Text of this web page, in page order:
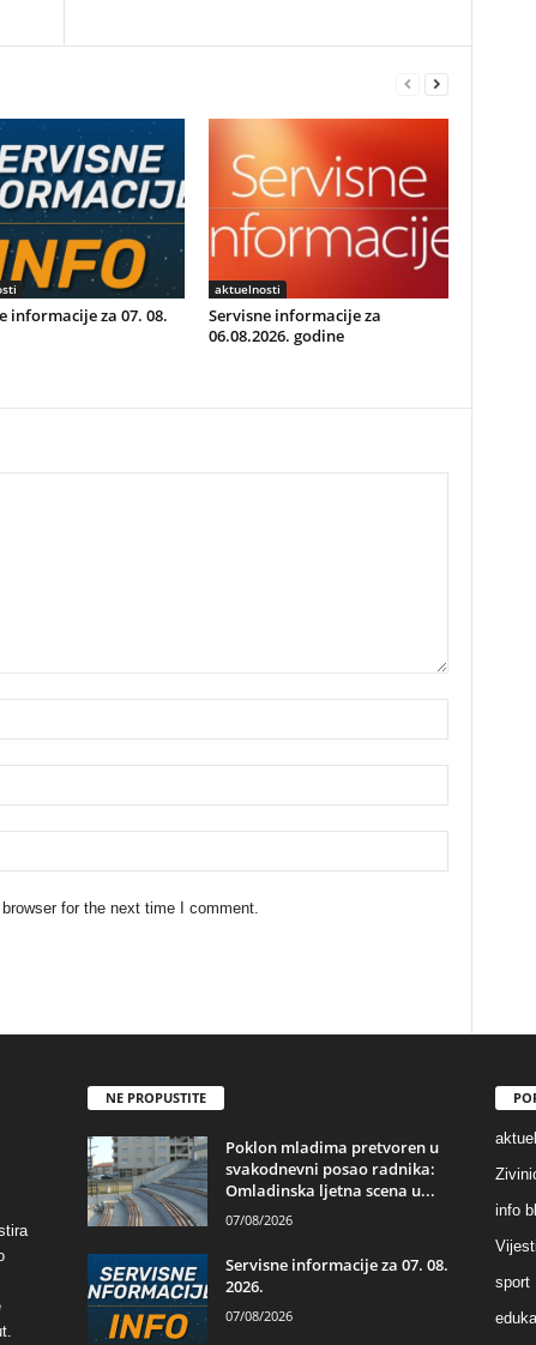
informacije za 07. 08.
aktuelnosti
Servisne informacije za
06.08.2026. godine
for the next time I comment.
NE PROPUSTITE
Poklon mladima pretvoren u
svakodnevni posao radnika:
Omladinska ljetna scena u...
07/08/2026
Servisne informacije za 07. 08.
2026.
07/08/2026
info
sport